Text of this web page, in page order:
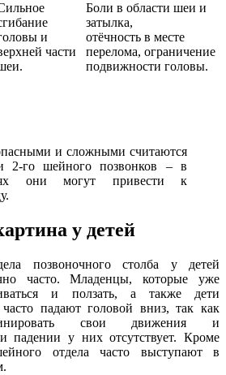
и
части
Боли в области шеи и
затылка,
отёчность в месте
перелома, ограничение
подвижности головы.
и сложными считаются
2-го шейного позвонков – в
они могут привести к
у детей
позвоночного столба у детей
часто. Младенцы, которые уже
и ползать, а также дети
часто падают головой вниз, так как
свои движения и
падении у них отсутствует. Кроме
отдела часто выступают в